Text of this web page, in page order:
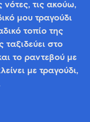
τις ακούω,
μου τραγούδι
τοπίο της
στο
το ραντεβού με
με τραγούδι,